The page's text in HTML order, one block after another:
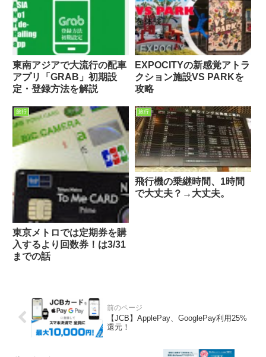
東南アジアで大流行の配車
アプリ「GRAB」初期設
定・登録方法を解説
EXPOCITYの新感覚アトラ
クション施設VS PARKを
攻略
旅行
東京メトロでは定期券を購
入するより回数券！は3/31
までの話
旅行
飛行機の乗継時間、1時間
で大丈夫？→大丈夫。
【JCB】ApplePay、GooglePay利用25%
還元！